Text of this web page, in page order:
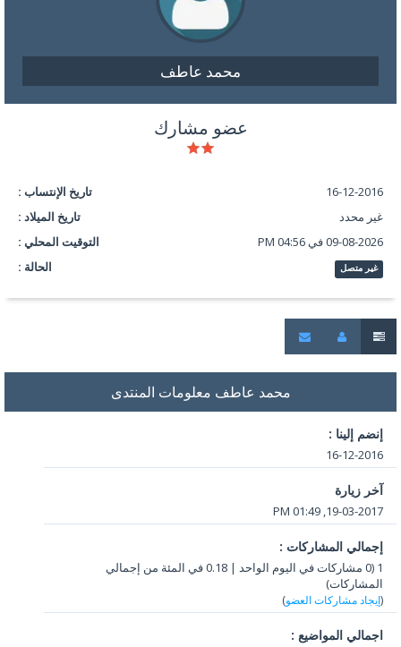
محمد عاطف
عضو مشارك
تاريخ الإنتساب :
16-12-2016
تاريخ الميلاد :
غير محدد
التوقيت المحلي :
09-08-2026 في 04:56 PM
الحالة :
غير متصل
محمد عاطف معلومات المنتدى
إنضم إلينا :
16-12-2016
آخر زيارة
19-03-2017, 01:49 PM
إجمالي المشاركات :
1 (0 مشاركات في اليوم الواحد | 0.18 في المئة من إجمالي
المشاركات)
إيجاد مشاركات العضو)
اجمالي المواضيع :